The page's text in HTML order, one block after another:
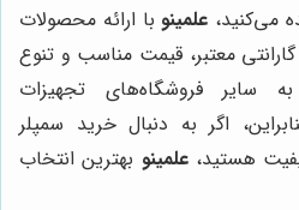
می‌کنید، علمینو با ارائه محصولات
معتبر، قیمت مناسب و تنوع
سایر فروشگاه‌های تجهیزات
اگر به دنبال خرید سمپلر
هستید،علمینو بهترین انتخاب